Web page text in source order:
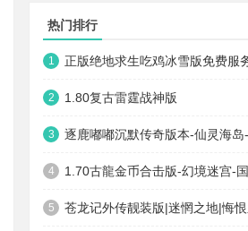
热门排行
1
2 1.80复古雷霆战神版
3
4
5